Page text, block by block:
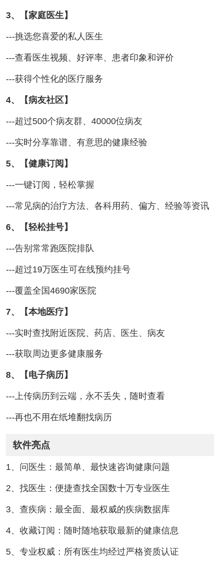
3、【家庭医生】
---挑选您喜爱的私人医生
---查看医生视频、好评率、患者印象和评价
---获得个性化的医疗服务
4、【病友社区】
---超过500个病友群、40000位病友
---实时分享靠谱、有意思的健康经验
5、【健康订阅】
---一键订阅，轻松掌握
---常见病的治疗方法、各科用药、偏方、经验等资讯
6、【轻松挂号】
---告别常常跑医院排队
---超过19万医生可在线预约挂号
---覆盖全国4690家医院
7、【本地医疗】
---实时查找附近医院、药店、医生、病友
---获取周边更多健康服务
8、【电子病历】
---上传病历到云端，永不丢失，随时查看
---再也不用在纸堆翻找病历
软件亮点
1、问医生：最简单、最快速咨询健康问题
2、找医生：便捷查找全国数十万专业医生
3、查疾病：最全面、最权威的疾病数据库
4、收藏订阅：随时随地获取最新的健康信息
5、专业权威：所有医生均经过严格资质认证